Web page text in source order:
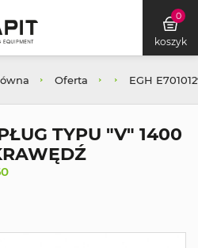
0
koszyk
Oferta EGH
TYPU "V" 1400